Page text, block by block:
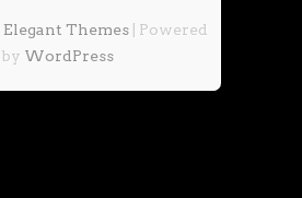
Elegant Themes | Powered
by WordPress